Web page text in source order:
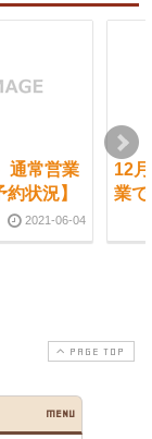
通常営業
状況】
2021-06-04
12
業
PAGE TOP
MENU